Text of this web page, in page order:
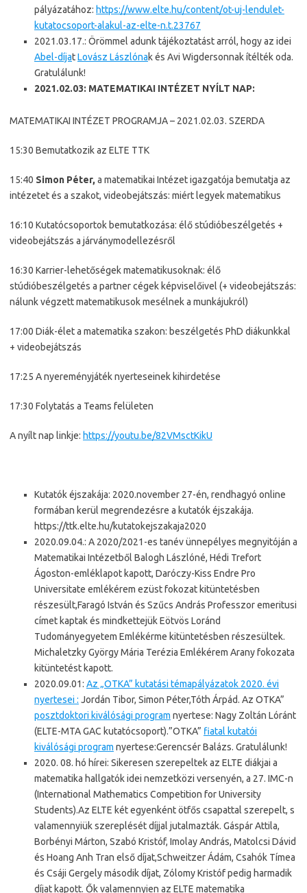
pályázatához: https://www.elte.hu/content/ot-uj-lendulet-
kutatocsoport-alakul-az-elte-n.t.23767
2021.03.17.: Örömmel adunk tájékoztatást arról, hogy az idei
Abel-díjatLovász Lászlónak és Avi Wigdersonnak ítélték oda.
Gratulálunk!
2021.02.03: MATEMATIKAI INTÉZET NYÍLT NAP:
MATEMATIKAI INTÉZET PROGRAMJA – 2021.02.03. SZERDA
15:30 Bemutatkozik az ELTE TTK
15:40 Simon Péter, a matematikai Intézet igazgatója bemutatja az
intézetet és a szakot, videobejátszás: miért legyek matematikus
16:10 Kutatócsoportok bemutatkozása: élő stúdióbeszélgetés +
videobejátszás a járványmodellezésről
16:30 Karrier-lehetőségek matematikusoknak: élő
stúdióbeszélgetés a partner cégek képviselőivel (+ videobejátszás:
nálunk végzett matematikusok mesélnek a munkájukról)
17:00 Diák-élet a matematika szakon: beszélgetés PhD diákunkkal
+ videobejátszás
17:25 A nyereményjáték nyerteseinek kihirdetése
17:30 Folytatás a Teams felületen
A nyílt nap linkje: https://youtu.be/82VMsctKikU
Kutatók éjszakája: 2020.november 27-én, rendhagyó online
formában kerül megrendezésre a kutatók éjszakája.
https://ttk.elte.hu/kutatokejszakaja2020
2020.09.04.: A 2020/2021-es tanév ünnepélyes megnyitóján a
Matematikai Intézetből Balogh Lászlóné, Hédi Trefort
Ágoston-emléklapot kapott, Daróczy-Kiss Endre Pro
Universitate emlékérem ezüst fokozat kitüntetésben
részesült,Faragó István és Szűcs András Professzor emeritusi
címet kaptak és mindkettejük Eötvös Loránd
Tudományegyetem Emlékérme kitüntetésben részesültek.
Michaletzky György Mária Terézia Emlékérem Arany fokozata
kitüntetést kapott.
2020.09.01: Az „OTKA” kutatási témapályázatok 2020. évi
nyertesei : Jordán Tibor, Simon Péter,Tóth Árpád. Az OTKA”
posztdoktori kiválósági program nyertese: Nagy Zoltán Lóránt
(ELTE-MTA GAC kutatócsoport).”OTKA” fiatal kutatói
kiválósági program nyertese:Gerencsér Balázs. Gratulálunk!
2020. 08. hó hírei: Sikeresen szerepeltek az ELTE diákjai a
matematika hallgatók idei nemzetközi versenyén, a 27. IMC-n
(International Mathematics Competition for University
Students).Az ELTE két egyenként ötfős csapattal szerepelt, s
valamennyiük szereplését díjjal jutalmazták. Gáspár Attila,
Borbényi Márton, Szabó Kristóf, Imolay András, Matolcsi Dávid
és Hoang Anh Tran első díjat,Schweitzer Ádám, Csahók Tímea
és Csáji Gergely második díjat, Zólomy Kristóf pedig harmadik
díjat kapott. Ők valamennyien az ELTE matematika